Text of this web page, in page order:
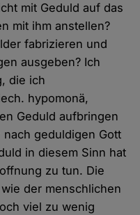
mit Geduld auf das
mit ihm anstellen?
fabrizieren und
ausgeben? Ich
die ich
hypomonä,
Geduld aufbringen
geduldigen Gott
in diesem Sinn hat
zu tun. Die
der menschlichen
viel zu wenig